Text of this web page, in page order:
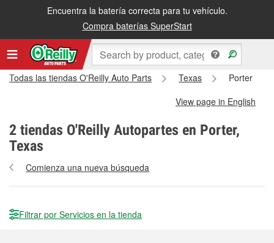
Encuentra la batería correcta para tu vehículo.
Compra baterías SuperStart
Todas las tiendas O'Reilly Auto Parts Texas
Porter
View page in English
2 tiendas O'Reilly Autopartes en Porter,
Texas
Comienza una nueva búsqueda
Filtrar por Servicios en la tienda